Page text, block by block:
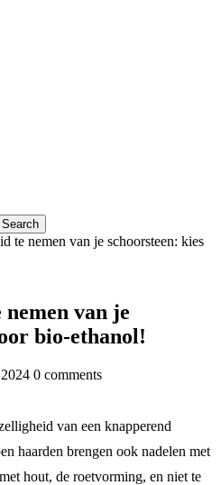
Search
te nemen van je schoorsteen: kies
van je
bio-ethanol!
0 comments
van een knapperend
haarden brengen ook nadelen met
hout, de roetvorming, en niet te